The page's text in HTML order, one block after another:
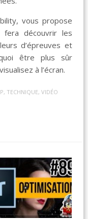
vous propose
fera découvrir les
d’épreuves et
être plus sûr
à l’écran.
, TECHNIQUE,VIDÉO